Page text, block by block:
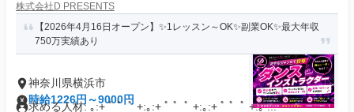
株式会社D PRESENTS
【2026年4月16日オープン】✨1レッスン～OK✨副業OK✨最大年収
750万実績あり
神奈川県横浜市
時給1226円～9000円
求める人材: ｡:+ ﾟ ゜ﾟ +:｡:+ ﾟ ゜ﾟ +:｡:+ ﾟ ゜ﾟ +:｡ ...